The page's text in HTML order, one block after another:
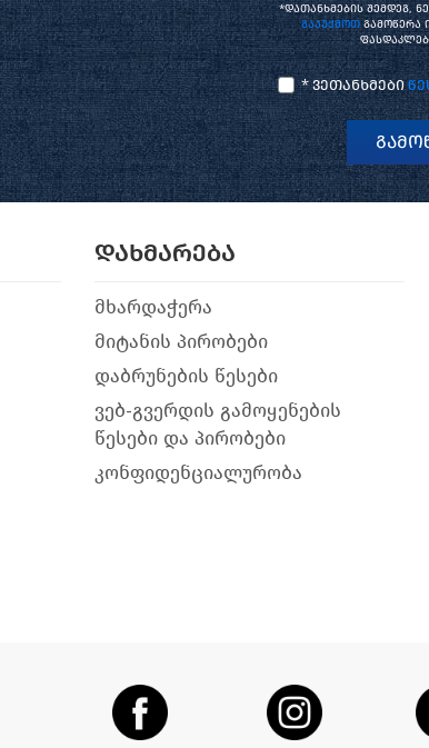
*დათანხმების შემდეგ,
გააუქმოთ გამოწერა
* ვეთანხმები
დახმარება
მხარდაჭერა
მიტანის პირობები
დაბრუნების წესები
ვებ-გვერდის გამოყენების
წესები და პირობები
კონფიდენციალურობა